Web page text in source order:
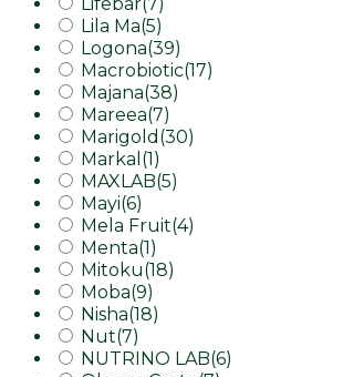
Lila Ma(5)
Logona(39)
Macrobiotic(17)
Majana(38)
Mareea(7)
Marigold (30)
Markal (1)
MAXLAB(5)
Mayi(6)
Mela Fruit(4)
Menta(1)
Mitoku(18)
Moba(9)
Nisha(18)
Nut(7)
NUTRINO LAB(6)